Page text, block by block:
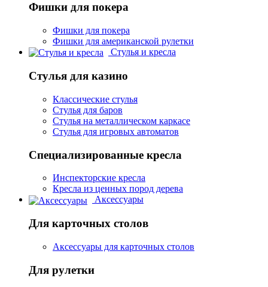
Фишки для покера
Фишки для покера
Фишки для американской рулетки
Стулья и кресла
Стулья для казино
Классические стулья
Стулья для баров
Стулья на металлическом каркасе
Стулья для игровых автоматов
Специализированные кресла
Инспекторские кресла
Кресла из ценных пород дерева
Аксессуары
Для карточных столов
Аксессуары для карточных столов
Для рулетки